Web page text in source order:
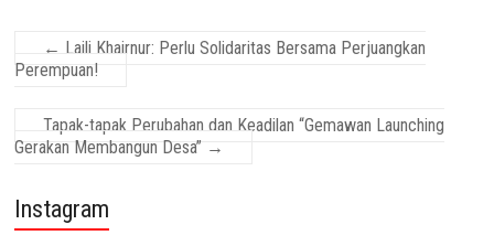
← Laili Khairnur: Perlu Solidaritas Bersama Perjuangkan
Perempuan!
Tapak-tapak Perubahan dan Keadilan “Gemawan Launching
Gerakan Membangun Desa” →
Instagram